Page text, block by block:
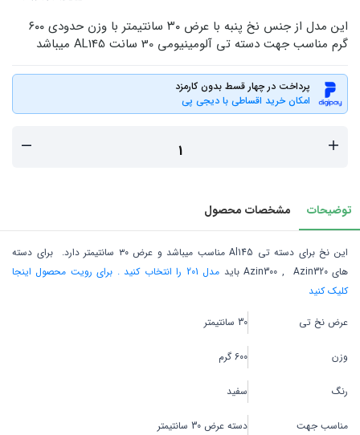
این مدل از جنس نخ پنبه با عرض ۳۰ سانتیمتر با وزن حدودی ۶۰۰
گرم مناسب جهت دسته تی آلومینیومی 30 سانت AL145 میباشد
پرداخت در چهار قسط بدون کارمزد
امکان خرید اقساطی با دیجی پی
توضیحات مشخصات محصول
این نخ برای دسته تی Al145 مناسب میباشد و عرض ۳۰ سانتیمتر دارد. برای دسته
های Azin300 , Azin320 باید
مدل 201 را انتخاب کنید . برای رویت محصول اینجا
کلیک کنید
عرض نخ تی 30 سانتیمتر
وزن 600 گرم
رنگ سفید
مناسب جهت دسته عرض 30 سانتیمتر